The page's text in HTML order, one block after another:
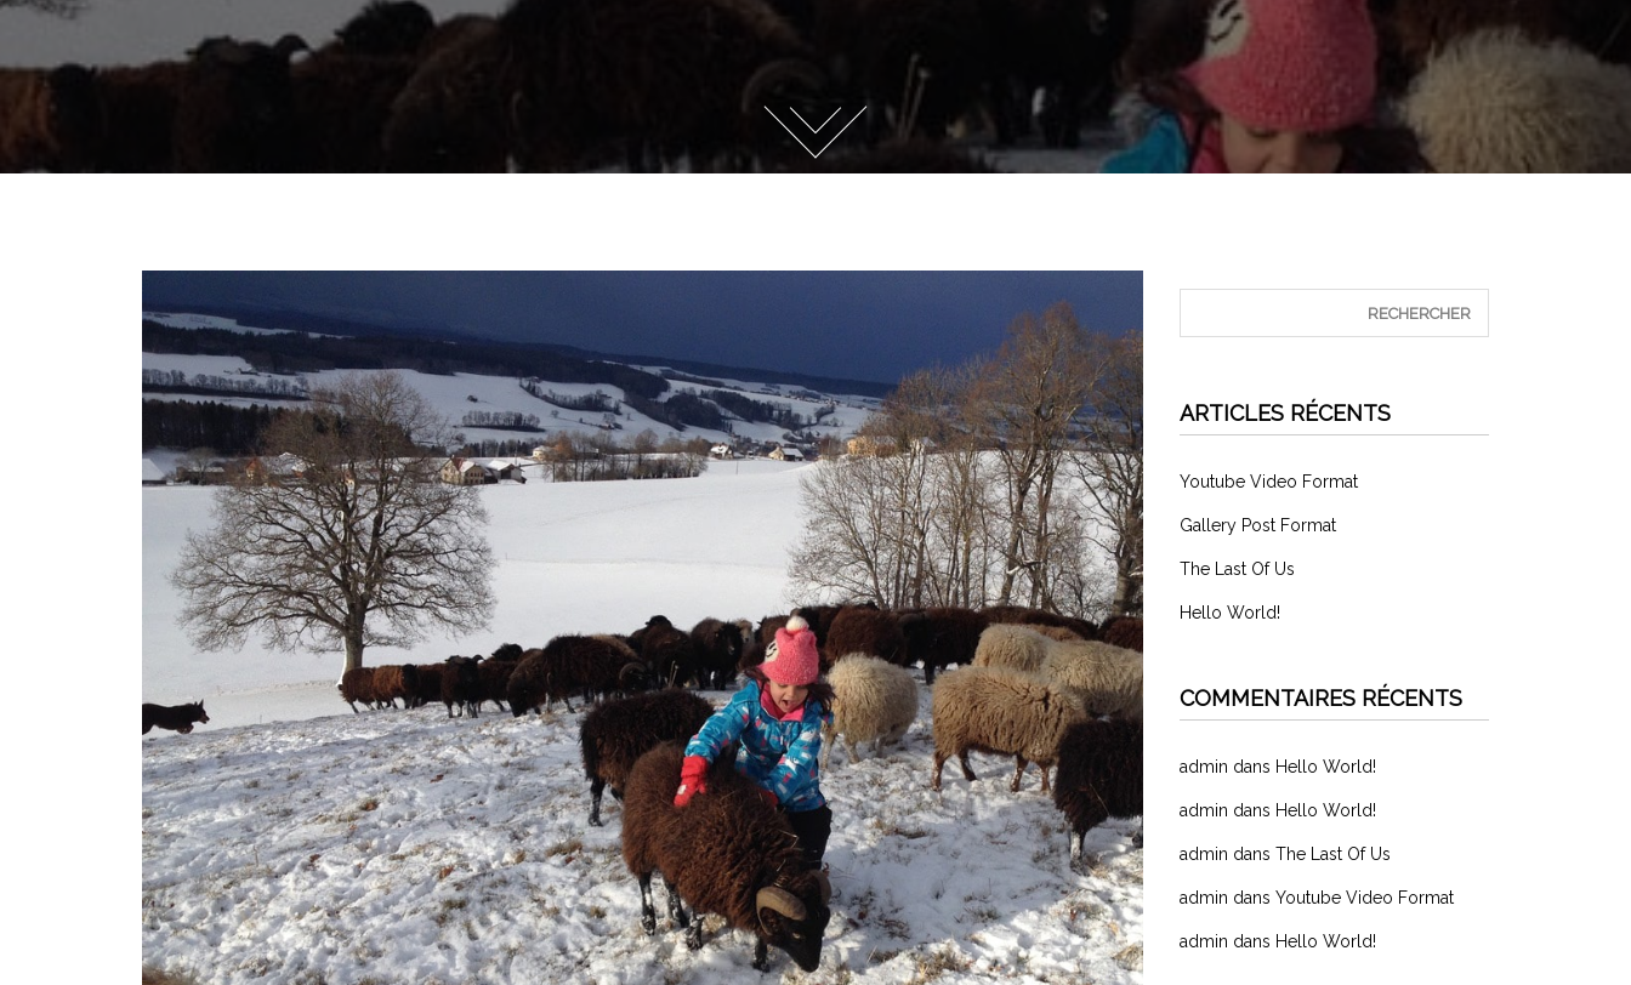
ARTICLES RÉCENTS
Youtube Video Format
Gallery Post Format
The Last Of Us
Hello World!
COMMENTAIRES RÉCENTS
admin dans Hello World!
admin dans Hello World!
admin dans The Last Of Us
admin dans Youtube Video Format
admin dans Hello World!